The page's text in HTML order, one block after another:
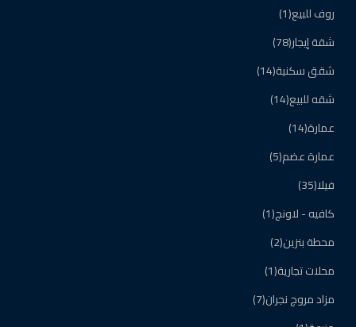
روف للبيع(1)
شقة إيجار(78)
شقق سكنية(14)
شقه للبيع(14)
عمارة(14)
عمارة عضم(5)
فيلا(35)
كافيه - لاونج(1)
محطة بنزين(2)
محلات تجارية(1)
مزاد مروج نجران(7)